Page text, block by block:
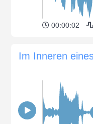
00:00:02
Im Inneren